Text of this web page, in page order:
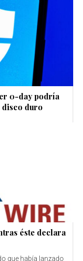
0-day podría
duro
éste declara
que había lanzado